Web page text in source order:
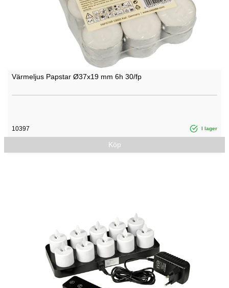
Värmeljus Papstar Ø37x19 mm 6h 30/fp
10397 I lager
Köp